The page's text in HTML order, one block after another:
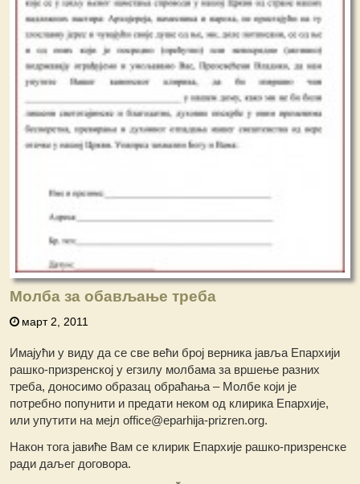
Молба за обављање треба
март 2, 2011
Имајући у виду да се све већи број верника јавља Епархији
рашко-призренској у егзилу молбама за вршење разних
треба, доносимо образац обраћања – Молбе који је
потребно попунити и предати неком од клирика Епархије,
или упутити на мејл office@eparhija-prizren.org.
Након тога јавиће Вам се клирик Епархије рашко-призренске
ради даљег договора.